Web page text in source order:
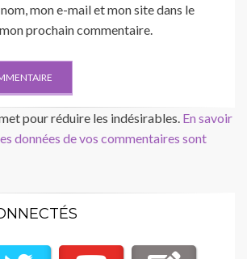
mon e-mail et mon site dans le
prochain commentaire.
pour réduire les indésirables. En savoir
données de vos commentaires sont